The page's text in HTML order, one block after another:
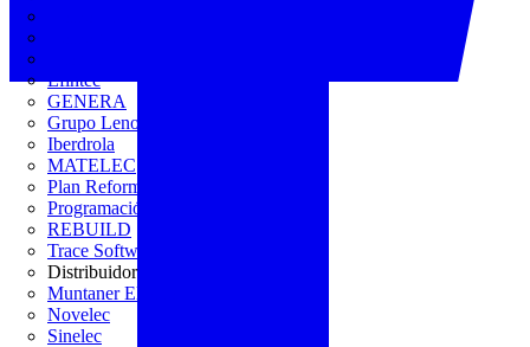
Efintec
GENERA
Grupo Lenor
Iberdrola
MATELEC
Plan Reforma
Programación Integral
REBUILD
Trace Software
Distribuidor
Muntaner Electro
Novelec
Sinelec